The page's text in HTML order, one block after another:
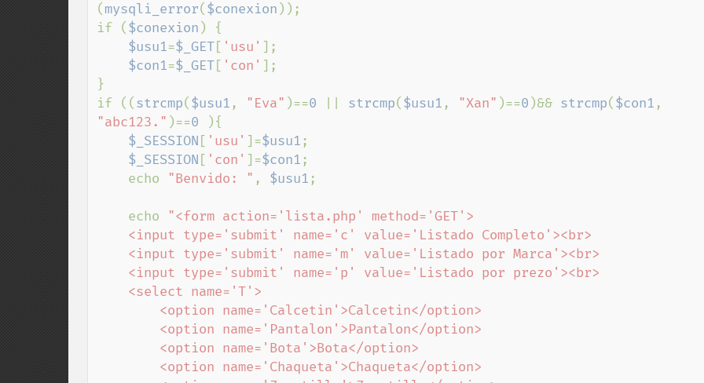
( mysqli_error( $conexion ));
if ( $conexion ) {
$usu1=$_GET[ 'usu' ];
$con1=$_GET[ 'con' ];
}
if (( strcmp( $usu1 , "Eva" )==0 strcmp( $usu1 , "Xan" )==0 )&& strcmp( $con1
"abc123." )==0
){
$_SESSION [ 'usu' ]=$usu1 ;
$_SESSION [ 'con' ]=$con1 ;
    echo
"Benvido: " , $usu1 ;
    echo
"<form action='lista.php' method='GET'>